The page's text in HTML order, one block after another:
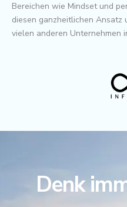
Bereichen wie Mindset und
diesen ganzheitlichen Ansatz
vielen anderen Unternehmen
Denk